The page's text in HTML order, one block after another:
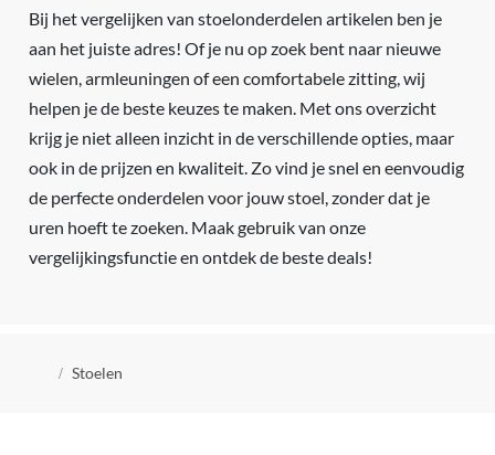
Bij het vergelijken van stoelonderdelen artikelen ben je
aan het juiste adres! Of je nu op zoek bent naar nieuwe
wielen, armleuningen of een comfortabele zitting, wij
helpen je de beste keuzes te maken. Met ons overzicht
krijg je niet alleen inzicht in de verschillende opties, maar
ook in de prijzen en kwaliteit. Zo vind je snel en eenvoudig
de perfecte onderdelen voor jouw stoel, zonder dat je
uren hoeft te zoeken. Maak gebruik van onze
vergelijkingsfunctie en ontdek de beste deals!
Kruimelpad
Stoelen